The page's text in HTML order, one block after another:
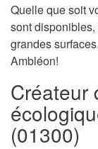
Quelle que soit
sont
grandes
Ambléon!
Créateur
(01300)